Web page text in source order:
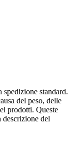
standard.
del peso, delle
prodotti. Queste
del